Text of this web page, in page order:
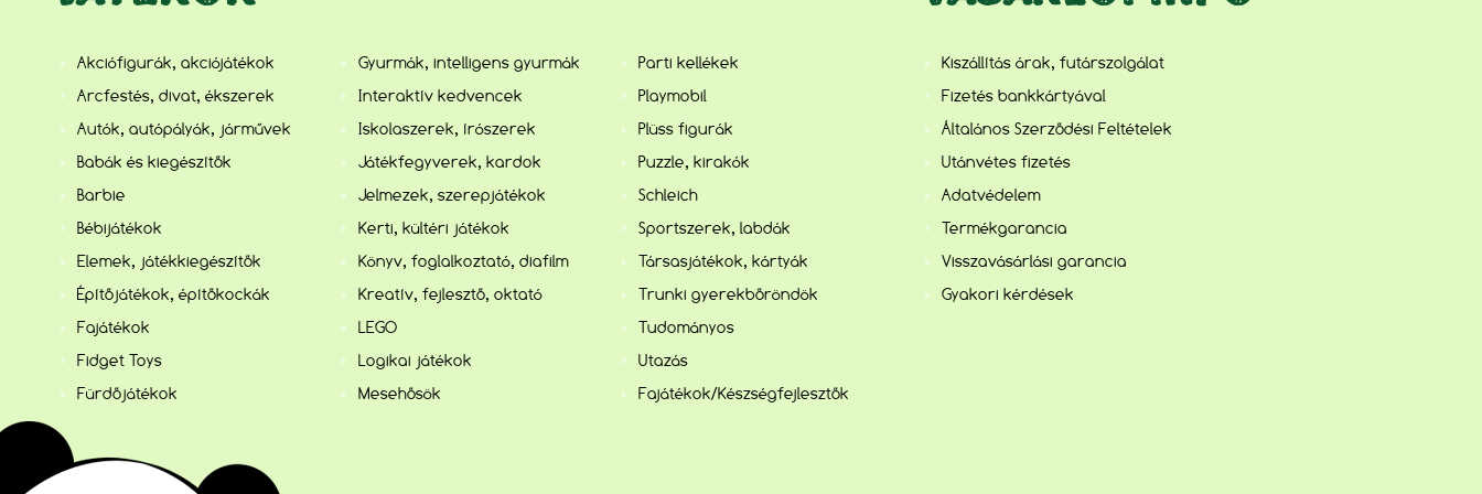
Akciófigurák, akciójátékok
Arcfestés, divat, ékszerek
Autók, autópályák, járművek
Babák és kiegészítők
Barbie
Bébijátékok
Elemek, játékkiegészítők
Építőjátékok, építőkockák
Fajátékok
Fidget Toys
Fürdőjátékok
Gyurmák, intelligens gyurmák
Interaktív kedvencek
Iskolaszerek, írószerek
Játékfegyverek, kardok
Jelmezek, szerepjátékok
Kerti, kültéri játékok
Könyv, foglalkoztató, diafilm
Kreatív, fejlesztő, oktató
LEGO
Logikai játékok
Mesehősök
Parti kellékek
Playmobil
Plüss figurák
Puzzle, kirakók
Schleich
Sportszerek, labdák
Társasjátékok, kártyák
Trunki gyerekbőröndök
Tudományos
Utazás
Fajátékok/Készségfejlesztők
Kiszállítás árak, futárszolgálat
Fizetés bankkártyával
Általános Szerződési Feltételek
Utánvétes fizetés
Adatvédelem
Termékgarancia
Visszavásárlási garancia
Gyakori kérdések